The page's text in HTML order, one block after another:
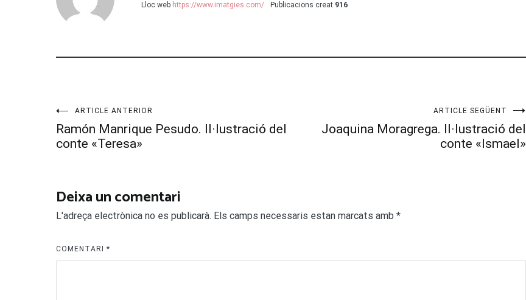
Lloc web https://www.imatgies.com/ Publicacions creat 916
Navegació
d'entrades
ARTICLE ANTERIOR
Ramón Manrique Pesudo. Il·lustració del
conte «Teresa»
ARTICLE SEGÜENT
Joaquina Moragrega. Il·lustració del
conte «Ismael»
Deixa un comentari
L'adreça electrònica no es publicarà. Els camps necessaris estan marcats amb *
COMENTARI *